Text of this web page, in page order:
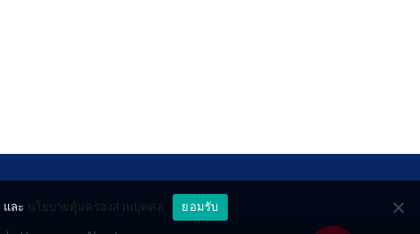
และ นโยบายคุ้มครองส่วนบุคคล ยอมรับ